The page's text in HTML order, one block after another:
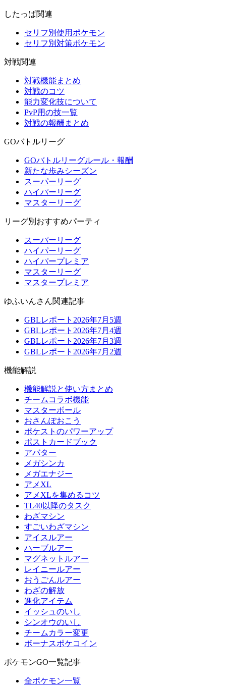
したっぱ関連
セリフ別使用ポケモン
セリフ別対策ポケモン
対戦関連
対戦機能まとめ
対戦のコツ
能力変化技について
PvP用の技一覧
対戦の報酬まとめ
GOバトルリーグ
GOバトルリーグルール・報酬
新たな歩みシーズン
スーパーリーグ
ハイパーリーグ
マスターリーグ
リーグ別おすすめパーティ
スーパーリーグ
ハイパーリーグ
ハイパープレミア
マスターリーグ
マスタープレミア
ゆふいんさん関連記事
GBLレポート2026年7月5週
GBLレポート2026年7月4週
GBLレポート2026年7月3週
GBLレポート2026年7月2週
機能解説
機能解説と使い方まとめ
チームコラボ機能
マスターボール
おさんぽおこう
ポケストのパワーアップ
ポストカードブック
アバター
メガシンカ
メガエナジー
アメXL
アメXLを集めるコツ
TL40以降のタスク
わざマシン
すごいわざマシン
アイスルアー
ハーブルアー
マグネットルアー
レイニールアー
おうごんルアー
わざの解放
進化アイテム
イッシュのいし
シンオウのいし
チームカラー変更
ボーナスポケコイン
ポケモンGO一覧記事
全ポケモン一覧